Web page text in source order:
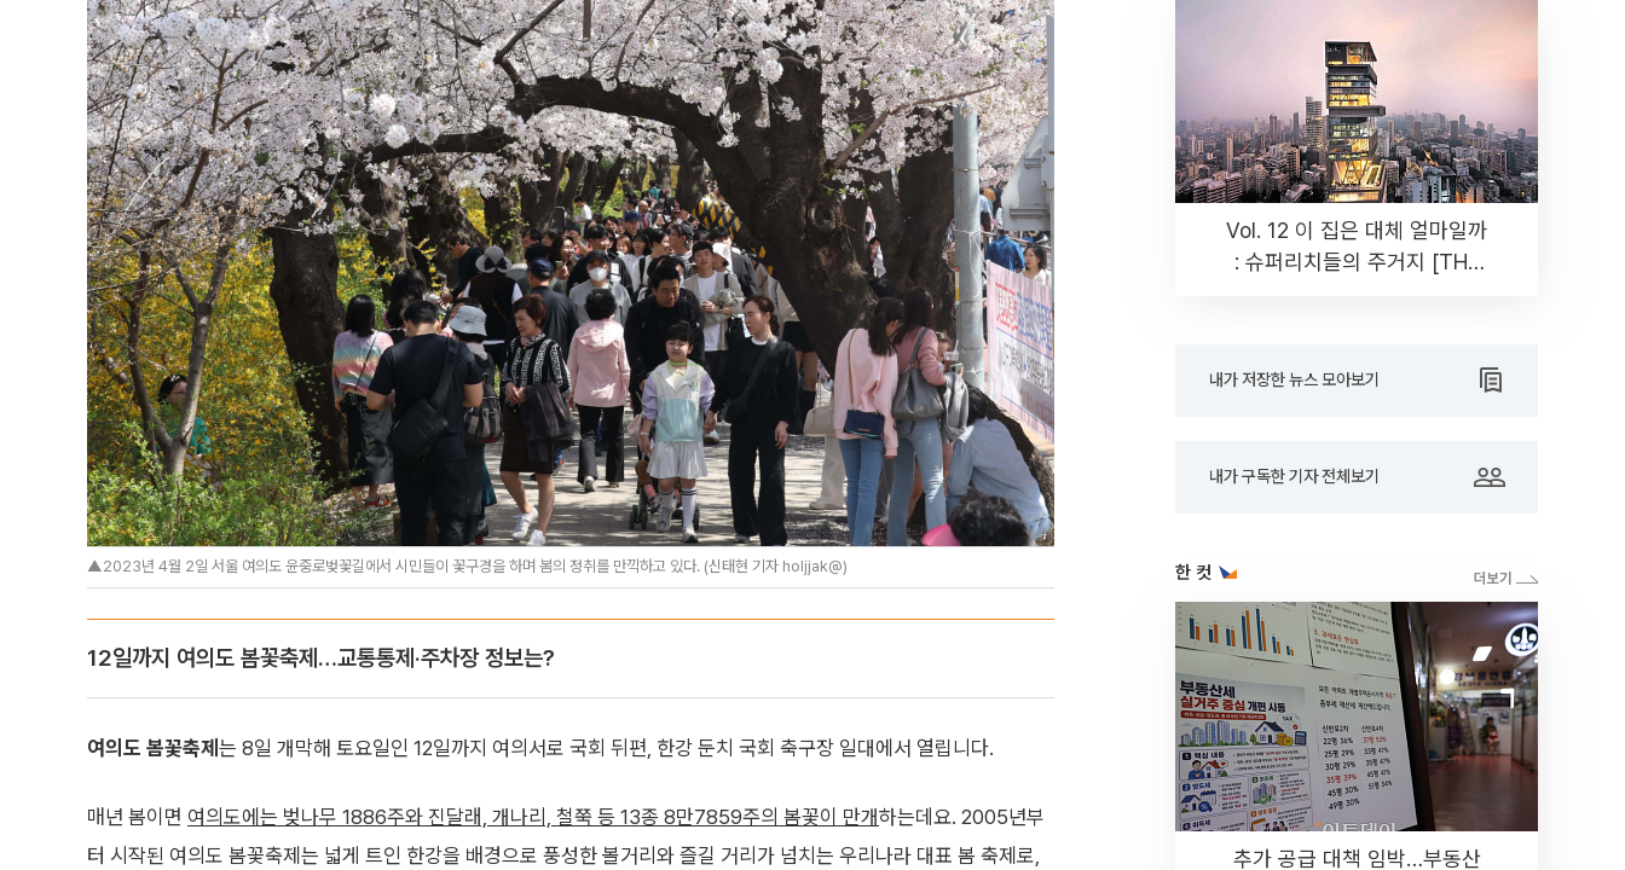
▲2023년 4월 2일 서울 여의도 윤중로벚꽃길에서 시민들이 꽃구경을 하며 봄의 정취를 만끽하고 있다. (신태현 기자 holjjak@)
12일까지 여의도 봄꽃축제…교통통제·주차장 정보는?
여의도 봄꽃축제 는 8일 개막해 토요일인 12일까지 여의서로 국회 뒤편, 한강 둔치 국회 축구장 일대에서 열립니다.
매년 봄이면 여의도에는 벚나무 1886주와 진달래, 개나리, 철쭉 등 13종 8만7859주의 봄꽃이 만개하는데요. 2005년부
터 시작된 여의도 봄꽃축제는 넓게 트인 한강을 배경으로 풍성한 볼거리와 즐길 거리가 넘치는 우리나라 대표 봄 축제로,
Vol. 12 이 집은 대체 얼마일까
: 슈퍼리치들의 주거지 [THE
내가 저장한 뉴스 모아보기
내가 구독한 기자 전체보기
한 컷
추가 공급 대책 임박…부동산